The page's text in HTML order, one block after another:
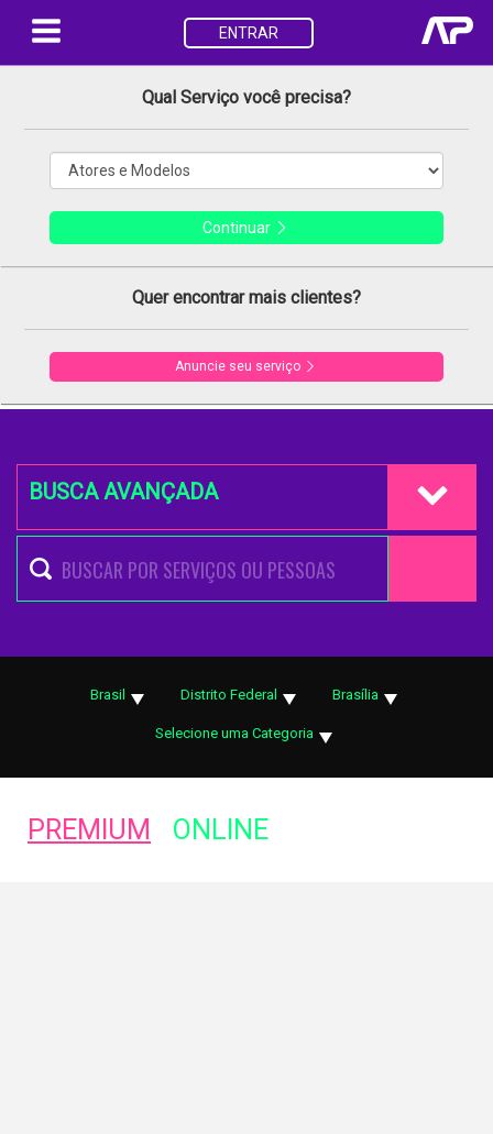
ENTRAR
Qual Serviço você precisa?
Continuar
Quer encontrar mais clientes?
Anuncie seu serviço
BUSCA AVANÇADA
Brasil Distrito Federal Brasília
Selecione uma Categoria
PREMIUM ONLINE